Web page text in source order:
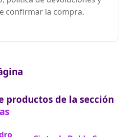
confirmar la compra.
productos de la sección